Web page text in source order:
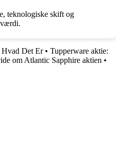
teknologiske skift og
værdi.
Det Er• Tupperware aktie:
om Atlantic Sapphire aktien •